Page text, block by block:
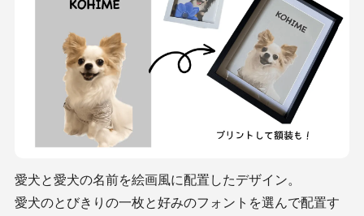
愛犬と愛犬の名前を絵画風に配置したデザイン。
愛犬のとびきりの一枚と好みのフォントを選んで配置す